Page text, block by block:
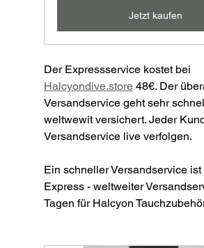
Jetzt kaufen
Der Expressservice kostet bei
Halcyondive.store 48€. Der
Versandservice geht sehr
weltwewit versichert. Jeder
Versandservice live verfolgen.
Ein schneller Versandservice
Express - weltweiter
Tagen für Halcyon